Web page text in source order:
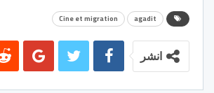
agadit
Cine et migration
انشر